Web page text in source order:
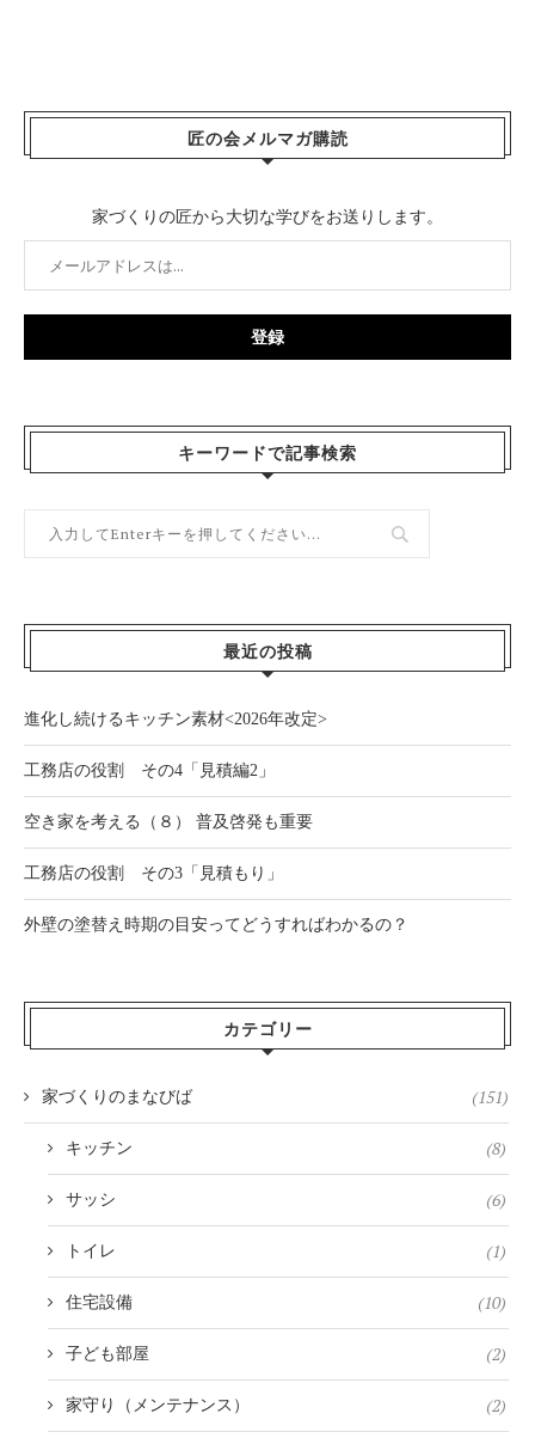
匠の会メルマガ購読
家づくりの匠から大切な学びをお送りします。
キーワードで記事検索
最近の投稿
進化し続けるキッチン素材<2026年改定>
工務店の役割 その4「見積編2」
空き家を考える（８） 普及啓発も重要
工務店の役割 その3「見積もり」
外壁の塗替え時期の目安ってどうすればわかるの？
カテゴリー
家づくりのまなびば (151)
キッチン (8)
サッシ (6)
トイレ (1)
住宅設備 (10)
子ども部屋 (2)
家守り（メンテナンス） (2)